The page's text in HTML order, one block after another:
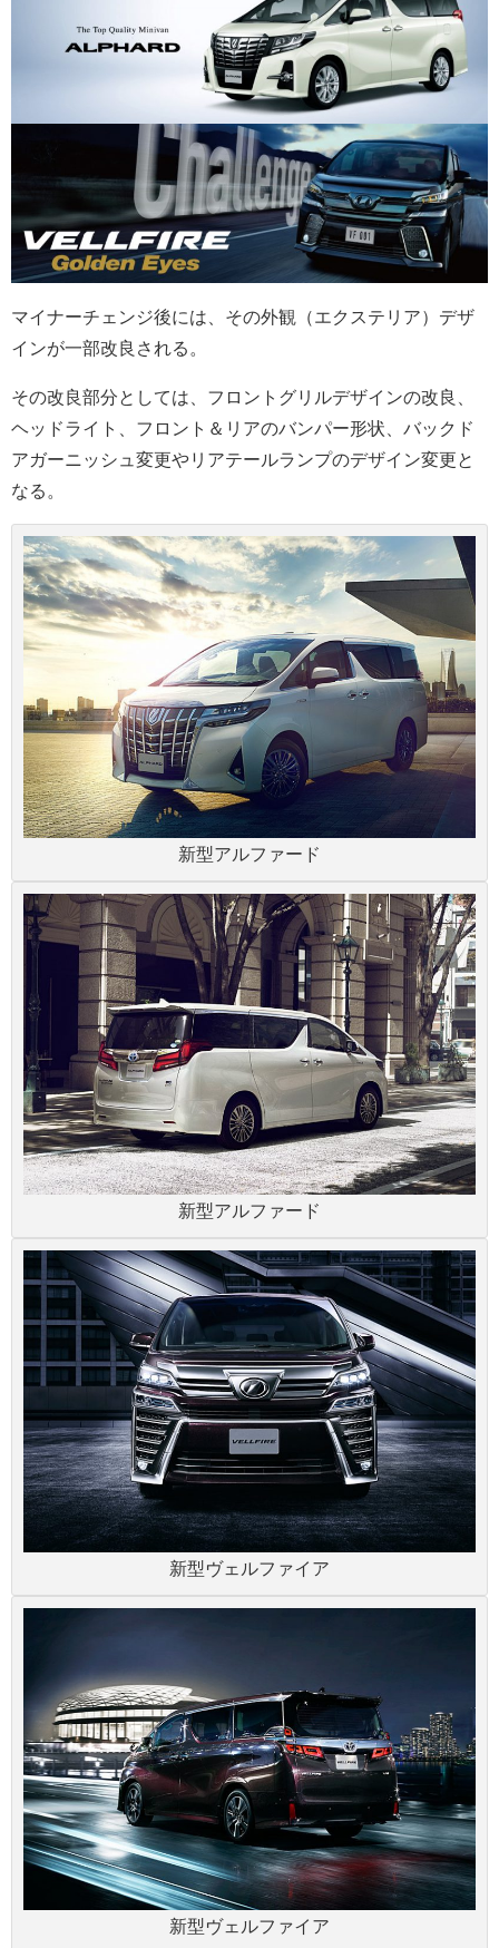
マイナーチェンジ後には、その外観（エクステリア）デザ
インが一部改良される。
その改良部分としては、フロントグリルデザインの改良、
ヘッドライト、フロント＆リアのバンパー形状、バックド
アガーニッシュ変更やリアテールランプのデザイン変更と
なる。
新型アルファード
新型アルファード
新型ヴェルファイア
新型ヴェルファイア